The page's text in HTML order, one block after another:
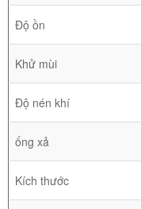
Độ ồn
Khử mùi
Độ nén khí
ống xả
Kích thước